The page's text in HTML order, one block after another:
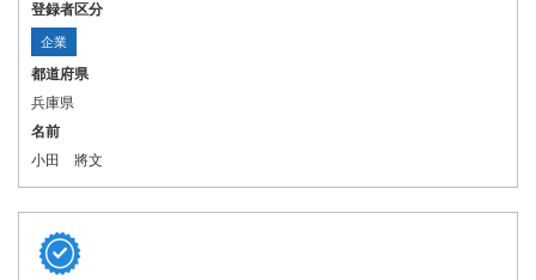
登録者区分
企業
都道府県
兵庫県
名前
小田 將文